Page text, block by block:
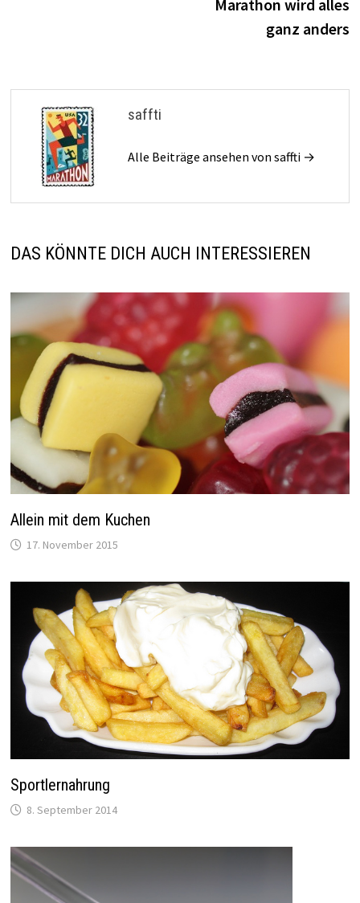
Marathon wird alles
ganz anders
saffti
Alle Beiträge ansehen von saffti →
DAS KÖNNTE DICH AUCH INTERESSIEREN
Allein mit dem Kuchen
17. November 2015
Sportlernahrung
8. September 2014